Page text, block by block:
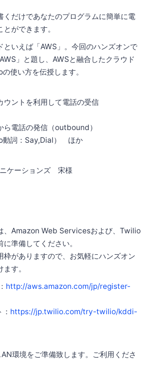
だけであなたのプログラムに簡単に電
ができます。
といえば「AWS」。今回のハンズオンで
」と題し、AWSと融合したクラウド
使い方を伝授します。
ウントを利用して電話の受信
ら電話の発信（outbound）
動詞：Say,Dial） ほか
ケーションズ 宋様
、Amazon Web Servicesおよび、Twilio
準備してください。
枠がありますので、お気軽にハンズオン
す。
http://aws.amazon.com/jp/register-
https://jp.twilio.com/try-twilio/kddi-
環境をご準備致します。ご利用くださ